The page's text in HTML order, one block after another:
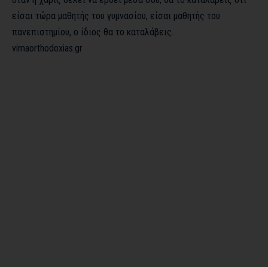
είσαι τώρα μαθητής του γυμνασίου, είσαι μαθητής του
πανεπιστημίου, ο ίδιος θα το καταλάβεις.
vimaorthodoxias.gr